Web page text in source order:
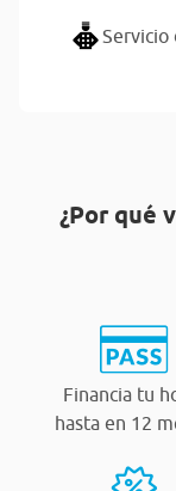
Servicio
¿Por qué
Financia tu
hasta en 12